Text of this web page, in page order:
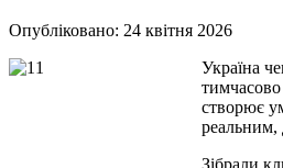
Опубліковано: 24 квітня 2026
Україна
тимчасово
створює
реальним,
Зібрали